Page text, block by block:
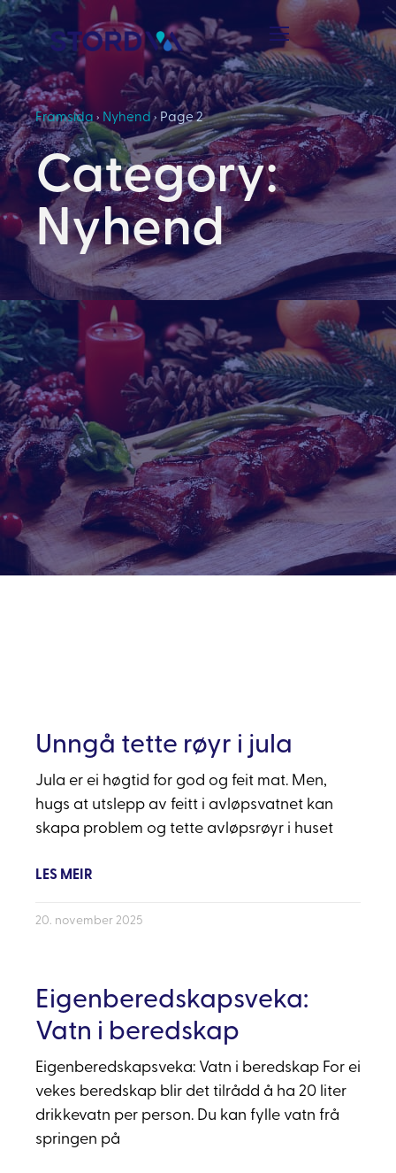
Framsida› Nyhend› Page 2
Category:
Nyhend
Unngå tette røyr i jula
Jula er ei høgtid for god og feit mat. Men,
hugs at utslepp av feitt i avløpsvatnet kan
skapa problem og tette avløpsrøyr i huset
LES MEIR
20. november 2025
Eigenberedskapsveka:
Vatn i beredskap
Eigenberedskapsveka: Vatn i beredskap For ei
vekes beredskap blir det tilrådd å ha 20 liter
drikkevatn per person. Du kan fylle vatn frå
springen på